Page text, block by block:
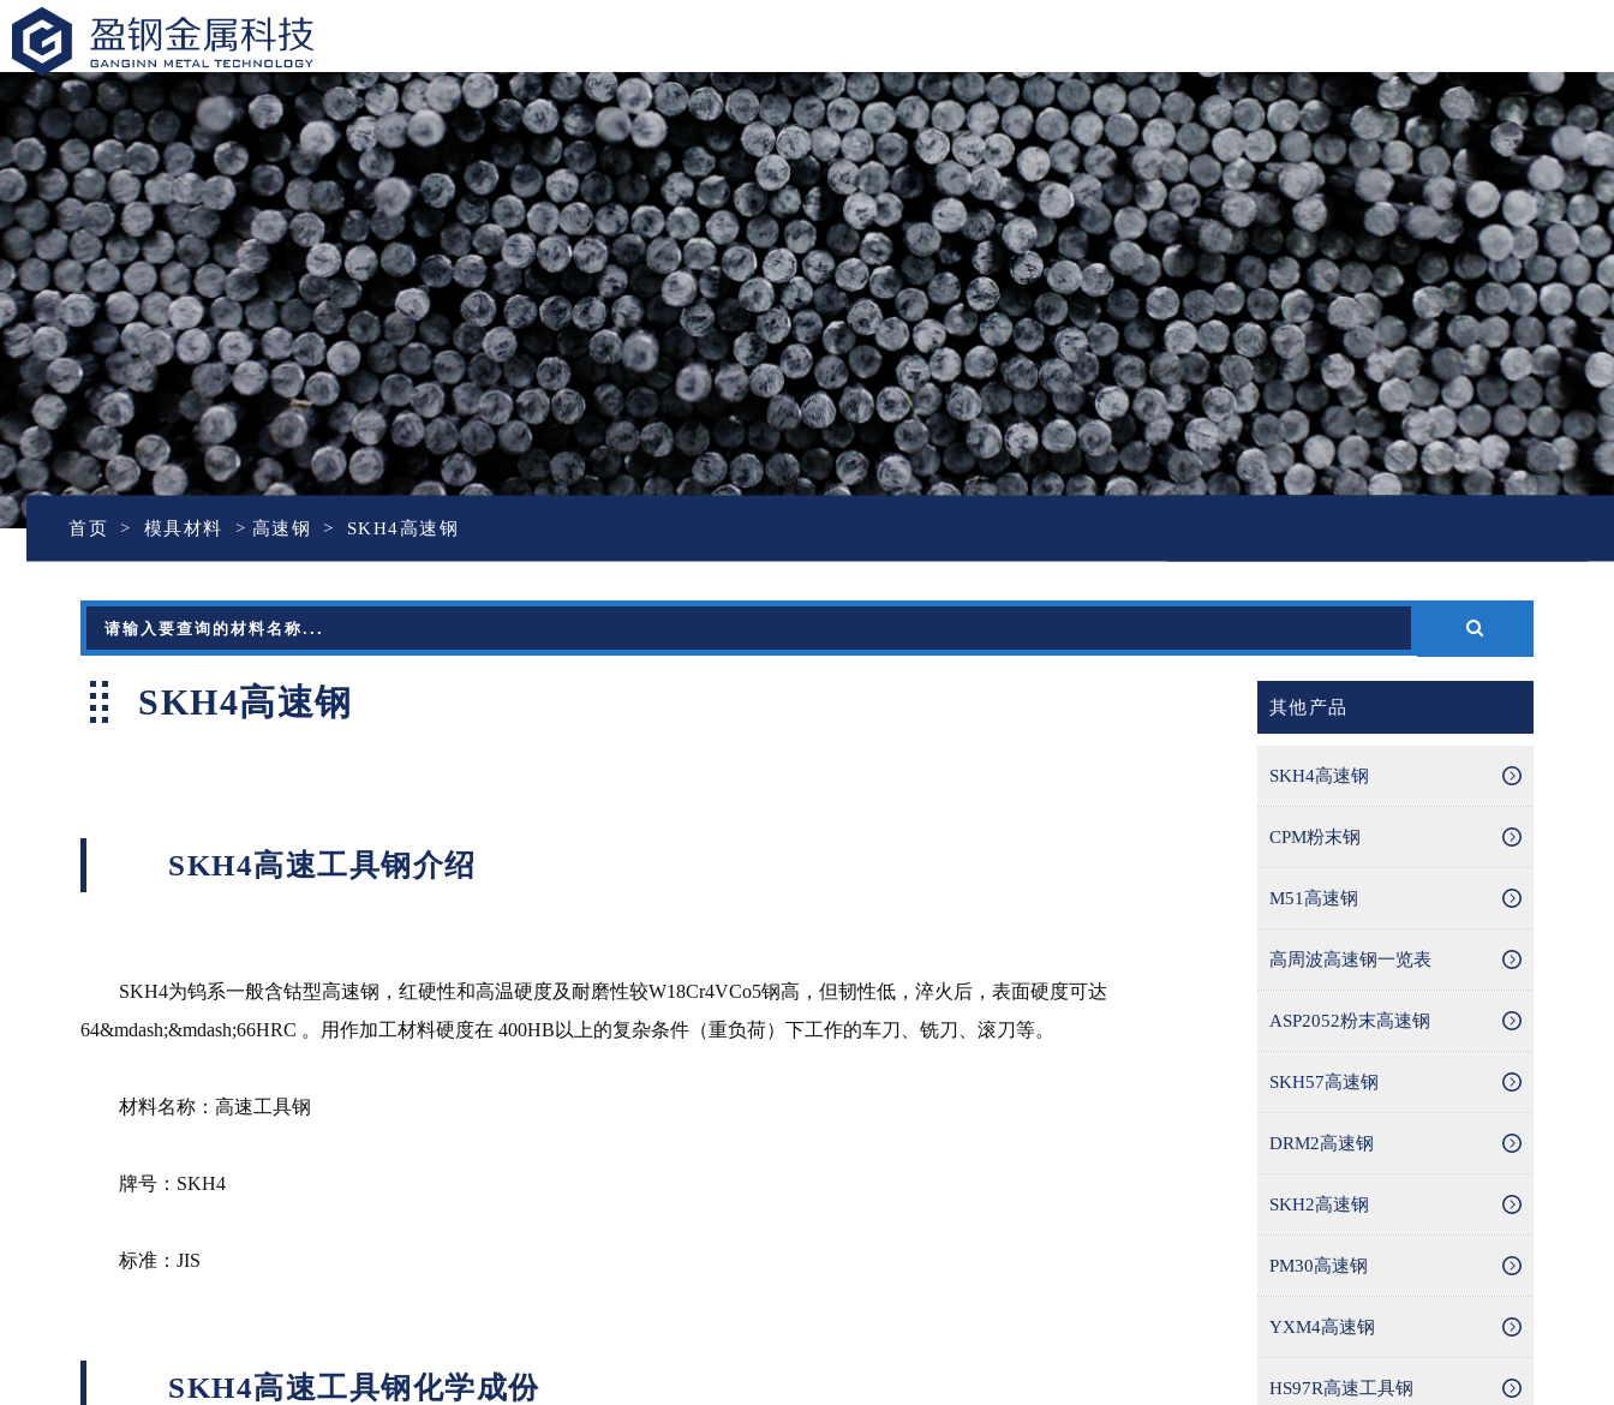
盈钢金属
首页 模具材料 高速钢 SKH4高速钢
SKH4高速钢
SKH4高速工具钢介绍
SKH4为钨系一般含钴型高速钢，红硬性和高温硬度及耐磨性较W18Cr4VCo5钢高，但韧性低，淬火后，表面硬度可达
64&mdash;&mdash;66HRC 。用作加工材料硬度在 400HB以上的复杂条件（重负荷）下工作的车刀、铣刀、滚刀等。
材料名称：高速工具钢
牌号：SKH4
标准：JIS
SKH4高速工具钢化学成份
其他产品
SKH4高速钢
CPM粉末钢
M51高速钢
高周波高速钢一览表
ASP2052粉末高速钢
SKH57高速钢
DRM2高速钢
SKH2高速钢
PM30高速钢
YXM4高速钢
HS97R高速工具钢